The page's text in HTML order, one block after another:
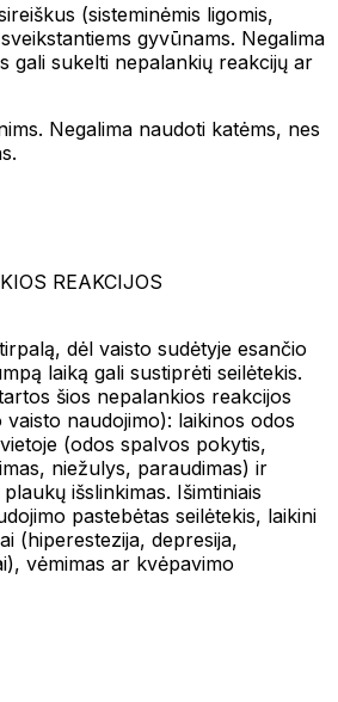
(sisteminėmis ligomis,
gyvūnams. Negalima
gali sukelti nepalankių reakcijų ar
Negalima naudoti katėms, nes
REAKCIJOS
dėl vaisto sudėtyje esančio
laiką gali sustiprėti seilėtekis.
šios nepalankios reakcijos
naudojimo): laikinos odos
(odos spalvos pokytis,
niežulys, paraudimas) ir
išslinkimas. Išimtiniais
pastebėtas seilėtekis, laikini
(hiperestezija, depresija,
vėmimas ar kvėpavimo